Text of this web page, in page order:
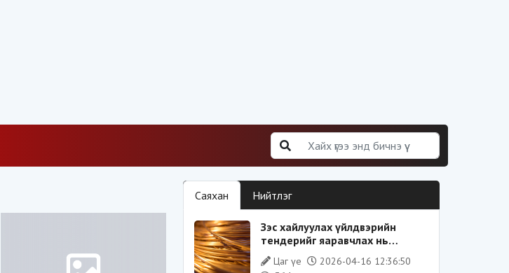
Саяхан Нийтлэг
Зэс хайлуулах үйлдвэрийн
тендерийг яаравчлах нь
“Үндэсний аюулгүй байдал“-д
эрсдэлтэй юу?
Цаг үе
2026-04-16 12:36:50